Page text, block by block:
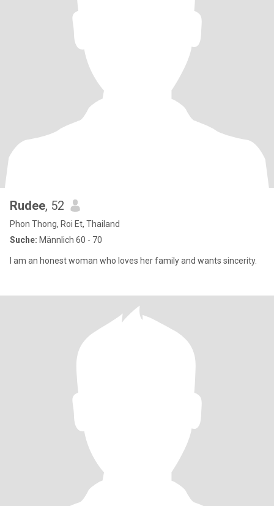
Rudee, 52
Phon Thong, Roi Et, Thailand
Suche: Männlich 60 - 70
I am an honest woman who loves her family and wants sincerity.